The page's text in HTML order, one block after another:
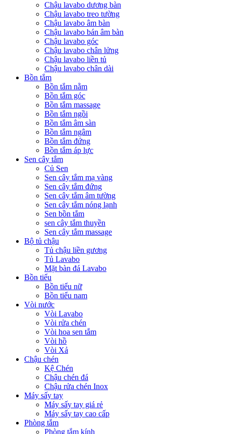
Chậu lavabo dương bàn
Chậu lavabo treo tường
Chậu lavabo âm bàn
Chậu lavabo bán âm bàn
Chậu lavabo góc
Chậu lavabo chân lửng
Chậu lavabo liền tủ
Chậu lavabo chân dài
Bồn tắm
Bồn tắm nằm
Bồn tắm góc
Bồn tắm massage
Bồn tắm ngồi
Bồn tắm âm sàn
Bồn tắm ngâm
Bồn tắm đứng
Bồn tắm áp lực
Sen cây tắm
Củ Sen
Sen cây tắm mạ vàng
Sen cây tắm đứng
Sen cây tắm âm tường
Sen cây tắm nóng lạnh
Sen bồn tắm
sen cây tắm thuyền
Sen cây tắm massage
Bộ tủ chậu
Tủ chậu liền gương
Tủ Lavabo
Mặt bàn đá Lavabo
Bồn tiểu
Bồn tiểu nữ
Bồn tiểu nam
Vòi nước
Vòi Lavabo
Vòi rửa chén
Vòi hoa sen tắm
Vòi hồ
Vòi Xả
Chậu chén
Kệ Chén
Chậu chén đá
Chậu rửa chén Inox
Máy sấy tay
Máy sấy tay giá rẻ
Máy sấy tay cao cấp
Phòng tắm
Phòng tắm kính